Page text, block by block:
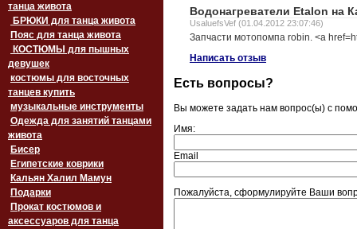
танца живота
БРЮКИ для танца живота
Пояс для танца живота
девушек
костюмы для восточных
танцев купить
музыкальные инструменты
Одежда для занятий танцами
живота
Бисер
Египетские коврики
Кальян Халил Мамун
Подарки
Прокат костюмов и
аксессуаров для танца
Водонагреватели Etalon на
UsaluefsVef (01.04.2012 23:07:46)
Запчасти мотопомпа robin. <a
Написать отзыв
Есть вопросы?
Вы можете задать нам вопрос(ы) с
Имя:
Email
Пожалуйста, сформулируйте Ваши